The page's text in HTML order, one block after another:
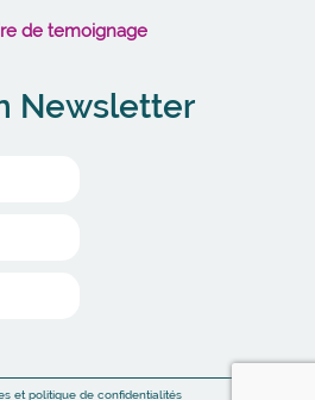
de temoignage
Newsletter
et politique de confidentialités